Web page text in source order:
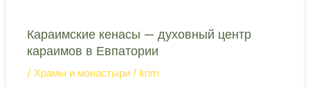
Караимские кенасы — духовный центр
караимов в Евпатории
/Храмы и монастыри /krim